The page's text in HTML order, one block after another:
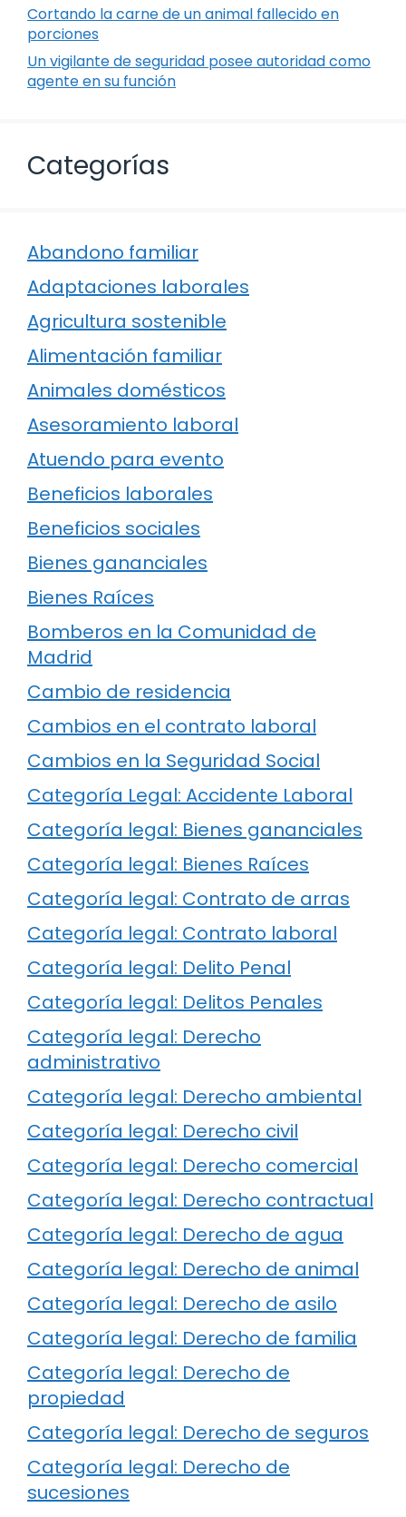
Cortando la carne de un animal fallecido en
porciones
Un vigilante de seguridad posee autoridad como
agente en su función
Categorías
Abandono familiar
Adaptaciones laborales
Agricultura sostenible
Alimentación familiar
Animales domésticos
Asesoramiento laboral
Atuendo para evento
Beneficios laborales
Beneficios sociales
Bienes gananciales
Bienes Raíces
Bomberos en la Comunidad de
Madrid
Cambio de residencia
Cambios en el contrato laboral
Cambios en la Seguridad Social
Categoría Legal: Accidente Laboral
Categoría legal: Bienes gananciales
Categoría legal: Bienes Raíces
Categoría legal: Contrato de arras
Categoría legal: Contrato laboral
Categoría legal: Delito Penal
Categoría legal: Delitos Penales
Categoría legal: Derecho
administrativo
Categoría legal: Derecho ambiental
Categoría legal: Derecho civil
Categoría legal: Derecho comercial
Categoría legal: Derecho contractual
Categoría legal: Derecho de agua
Categoría legal: Derecho de animal
Categoría legal: Derecho de asilo
Categoría legal: Derecho de familia
Categoría legal: Derecho de
propiedad
Categoría legal: Derecho de seguros
Categoría legal: Derecho de
sucesiones